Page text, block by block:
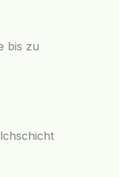
bis zu